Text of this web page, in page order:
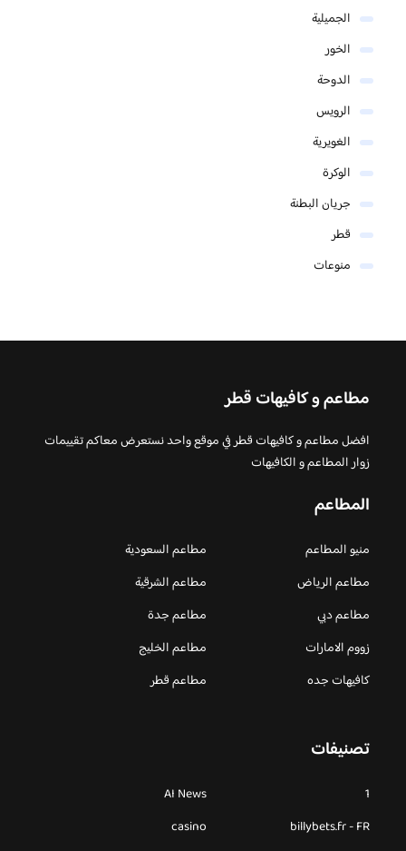
الجميلية
الخور
الدوحة
الرويس
الغويرية
الوكرة
جريان البطنة
قطر
منوعات
مطاعم و كافيهات قطر
افضل مطاعم و كافيهات قطر في موقع واحد نستعرض معاكم تقييمات
زوار المطاعم و الكافيهات
المطاعم
منيو المطاعم
مطاعم السعودية
مطاعم الرياض
مطاعم الشرقية
مطاعم دبي
مطاعم جدة
زووم الامارات
مطاعم الخليج
كافيهات جده
مطاعم قطر
تصنيفات
1
AI News
billybets.fr - FR
casino